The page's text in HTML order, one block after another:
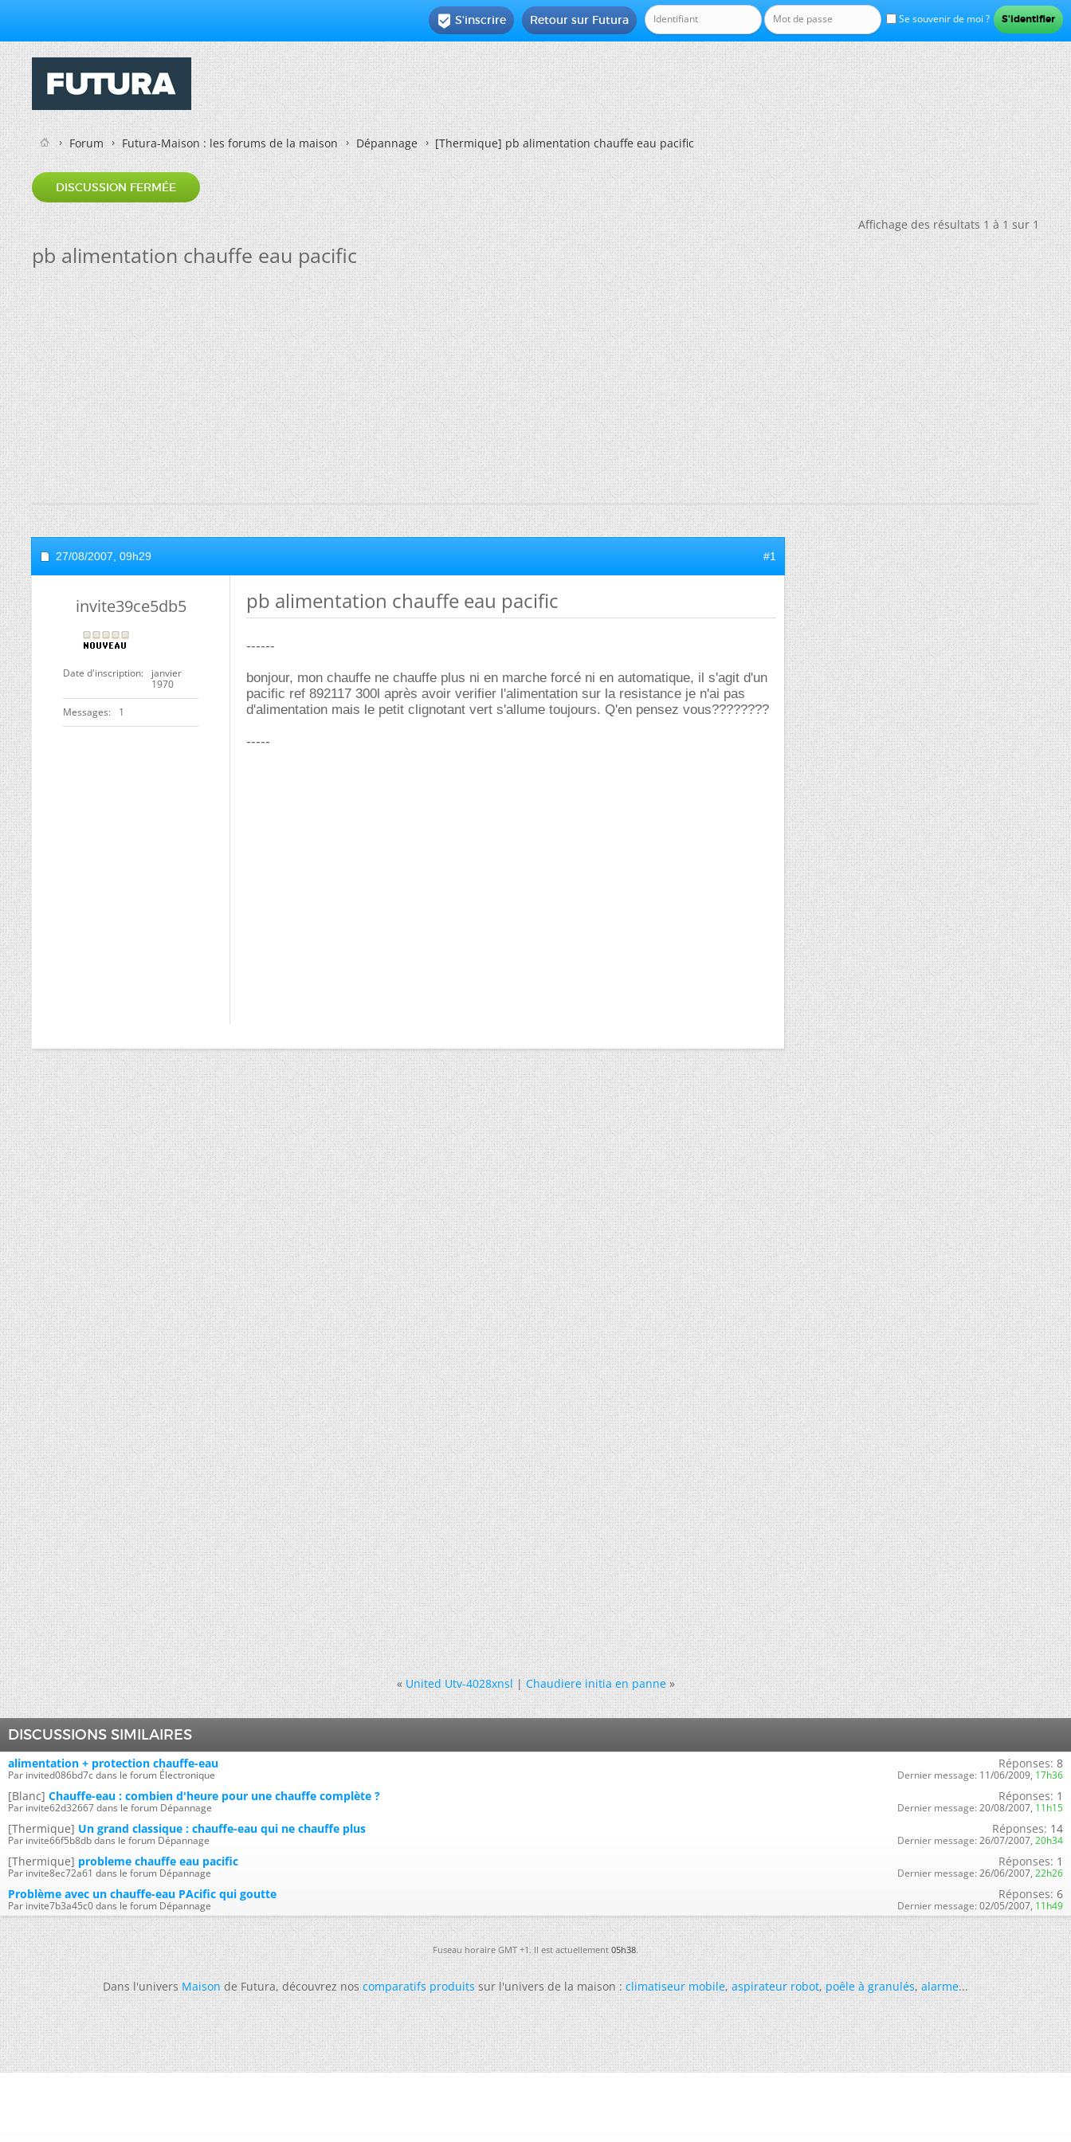
Se souvenir de moi ?
Retour sur Futura
 S'inscrire
Forum Futura-Maison : les forums de la maison Dépannage [Thermique]pb alimentation chauffe eau pacific
DISCUSSION FERMÉE
Affichage des résultats 1 à 1 sur 1
pb alimentation chauffe eau pacific
27/08/2007, 09h29 #1
invite39ce5db5
Date d'inscription
janvier
1970
Messages 1
pb alimentation chauffe eau pacific
------
bonjour, mon chauffe ne chauffe plus ni en marche forcé ni en automatique, il s'agit d'un
pacific ref 892117 300l après avoir verifier l'alimentation sur la resistance je n'ai pas
d'alimentation mais le petit clignotant vert s'allume toujours. Q'en pensez vous????????
-----
« United Utv-4028xnsl|Chaudiere initia en panne »
DISCUSSIONS SIMILAIRES
alimentation + protection chauffe-eau
Par invited086bd7c dans le forum Électronique
Réponses: 8
Dernier message: 11/06/2009, 17h36
[Blanc] Chauffe-eau : combien d'heure pour une chauffe complète ?
Par invite62d32667 dans le forum Dépannage
Réponses: 1
Dernier message: 20/08/2007, 11h15
[Thermique] Un grand classique : chauffe-eau qui ne chauffe plus
Par invite66f5b8db dans le forum Dépannage
Réponses: 14
Dernier message: 26/07/2007, 20h34
[Thermique] probleme chauffe eau pacific
Par invite8ec72a61 dans le forum Dépannage
Réponses: 1
Dernier message: 26/06/2007, 22h26
Problème avec un chauffe-eau PAcific qui goutte
Par invite7b3a45c0 dans le forum Dépannage
Réponses: 6
Dernier message: 02/05/2007, 11h49
Fuseau horaire GMT +1. Il est actuellement05h38.
Dans l'universMaisonde Futura, découvrez noscomparatifs produitssur l'univers de la maison :climatiseur mobile,aspirateur robot,poêle à granulés,alarme...